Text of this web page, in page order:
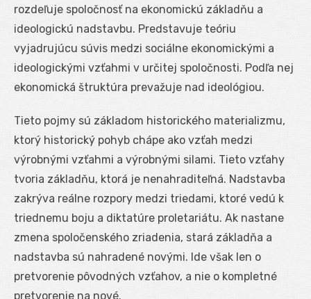
rozdeľuje spoločnosť na ekonomickú základňu a
ideologickú nadstavbu. Predstavuje teóriu
vyjadrujúcu súvis medzi sociálne ekonomickými a
ideologickými vzťahmi v určitej spoločnosti. Podľa nej
ekonomická štruktúra prevažuje nad ideológiou.
Tieto pojmy sú základom historického materializmu,
ktorý historický pohyb chápe ako vzťah medzi
výrobnými vzťahmi a výrobnými silami. Tieto vzťahy
tvoria základňu, ktorá je nenahraditeľná. Nadstavba
zakrýva reálne rozpory medzi triedami, ktoré vedú k
triednemu boju a diktatúre proletariátu. Ak nastane
zmena spoločenského zriadenia, stará základňa a
nadstavba sú nahradené novými. Ide však len o
pretvorenie pôvodných vzťahov, a nie o kompletné
pretvorenie na nové.